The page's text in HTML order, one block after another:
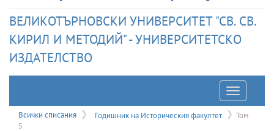
ВЕЛИКОТЪРНОВСКИ УНИВЕРСИТЕТ "СВ. СВ.
КИРИЛ И МЕТОДИЙ" - УНИВЕРСИТЕТСКО
ИЗДАТЕЛСТВО
Отваряне
на
Всички списания Годишник на Историческия факултет
Том
5